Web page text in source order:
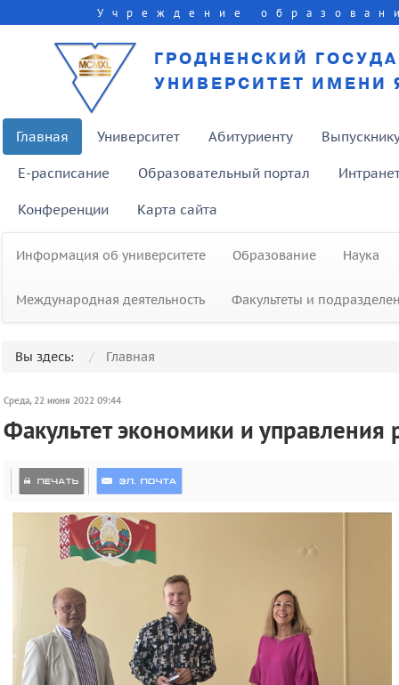
Учреждение
ГРОДНЕНСКИЙ
УНИВЕРСИТЕТ ИМЕНИ
Главная Университет Абитуриенту
E-расписание Образовательный портал
Конференции Карта сайта
Информация об университете Образование Наука
Международная деятельность Факультеты и
Вы здесь: Главная
Среда, 22 июня 2022 09:44
Факультет экономики и управления